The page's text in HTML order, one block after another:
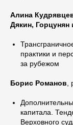
Алина
Дякин, Горцунян
практики и
за рубежом
Борис Романов
капитала.
Верховного